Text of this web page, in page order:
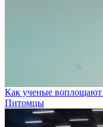
Как ученые воплощают
Питомцы